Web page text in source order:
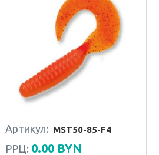
Артикул: MST50-85-F4
РРЦ: 0.00BYN